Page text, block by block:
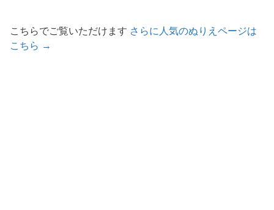
こちらでご覧いただけます さらに人気のぬりえページは
こちら →